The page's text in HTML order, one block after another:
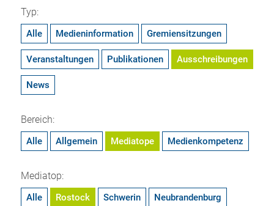
Typ:
Alle Medieninformation Gremiensitzungen
Veranstaltungen Publikationen Ausschreibungen
News
Bereich:
Alle Allgemein Mediatope Medienkompetenz
Mediatop:
Alle Rostock Schwerin Neubrandenburg